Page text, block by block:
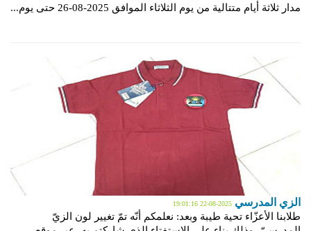
مدار ثلاثة أيام متتالية من يوم الثلاثاء الموافق 2025-08-26 حتى يوم...
الزي المدرسي 2025-08-22 19:01:16
طلابنا الأعزّاء تحية طيبة وبعد: نعلمكم أنّه تمّ تغيير لون الزيّ